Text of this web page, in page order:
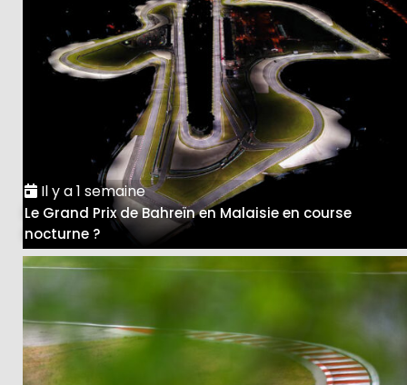
Il y a 1 semaine
Le Grand Prix de Bahreïn en Malaisie en course
nocturne ?